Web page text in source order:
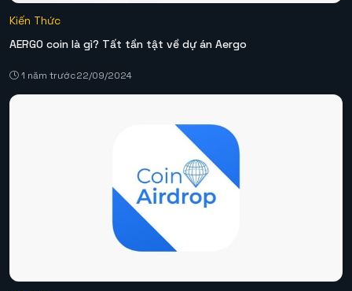
Kiến Thức
AERGO coin là gì? Tất tần tật về dự án Aergo
1 năm trước22/09/2024